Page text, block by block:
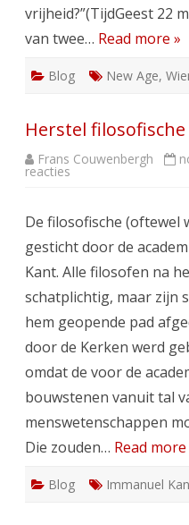
vrijheid?”(TijdGeest 22
van twee… Read more »
Blog New Age,
Herstel
Frans Couwenbergh
reacties
in
De filosofische
gesticht door de
Kant. Alle filosofen na
schatplichtig, maar zijn
hem geopende pad
door de Kerken werd
omdat de voor de
bouwstenen vanuit tal
menswetenschappen
Die zouden… Read more
Blog Immanuel